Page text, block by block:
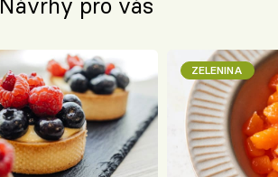
Návrhy pro vás
ZELENINA